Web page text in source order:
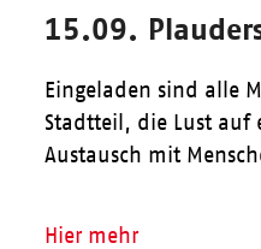
15.09.
Eingeladen sind alle
Stadtteil, die Lust auf
Austausch mit
Hier mehr